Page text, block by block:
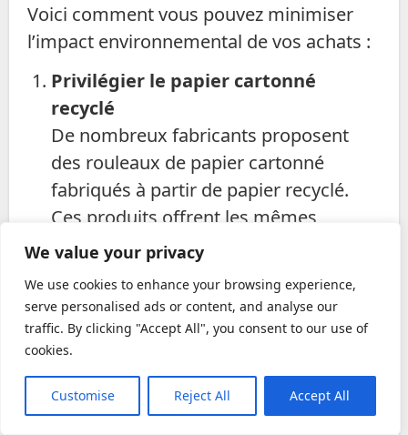
We value your privacy
We use cookies to enhance your browsing experience,
serve personalised ads or content, and analyse our
traffic. By clicking "Accept All", you consent to our use of
cookies.
Customise Reject All Accept All
Voici comment vous pouvez minimiser
l’impact environnemental de vos achats :
Privilégier le papier cartonné
recyclé
De nombreux fabricants proposent
des rouleaux de papier cartonné
fabriqués à partir de papier recyclé.
Ces produits offrent les mêmes
avantages que les rouleaux
réduction des déchets et à la
conservation des ressources
naturelles.
Utiliser du papier cartonné
biodégradable